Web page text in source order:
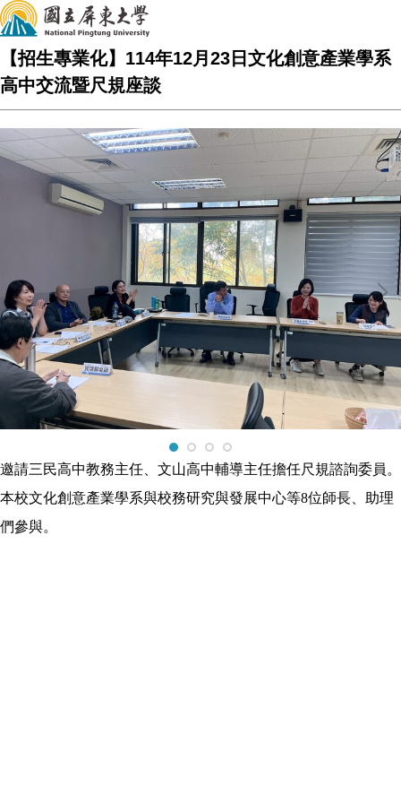
【招生專業化】114年12月23日文化創意產業學系
高中交流暨尺規座談
邀請三民高中教務主任、文山高中輔導主任擔任尺規諮詢委員。
本校文化創意產業學系與校務研究與發展中心等8位師長、助理
們參與。